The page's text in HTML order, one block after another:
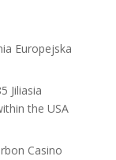
Europejska
Jiliasia
the USA
Casino